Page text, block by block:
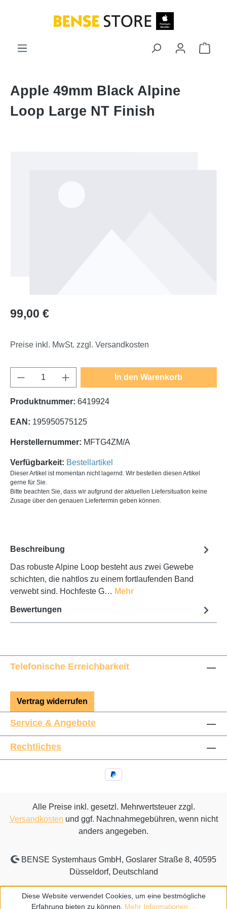
Apple 49mm Black Alpine
Loop Large NT Finish
Regulärer Preis:
99,00 €
Preise inkl. MwSt. zzgl. Versandkosten
Produkt Anzahl: Gib den gewünschten
In den Warenkorb
Produktnummer: 6419924
EAN: 195950575125
Herstellernummer: MFTG4ZM/A
Verfügbarkeit: Bestellartikel
Dieser Artikel ist momentan nicht lagernd. Wir bestellen diesen Artikel
gerne für Sie.
Bitte beachten Sie, dass wir aufgrund der aktuellen Liefersituation keine
Zusage über den genauen Liefertermin geben können.
Beschreibung
Das robuste Alpine Loop besteht aus zwei Gewebe
schichten, die nahtlos zu einem fortlaufenden Band
verwebt sind. Hochfeste G… Mehr
Bewertungen
Telefonische Erreichbarkeit
Vertrag widerrufen
Service & Angebote
Rechtliches
Alle Preise inkl. gesetzl. Mehrwertsteuer zzgl.
Versandkosten und ggf. Nachnahmegebühren, wenn nicht
anders angegeben.
BENSE Systemhaus GmbH, Goslarer Straße 8, 40595
Düsseldorf, Deutschland
Diese Website verwendet Cookies, um eine bestmögliche
Erfahrung bieten zu können. Mehr Informationen ...